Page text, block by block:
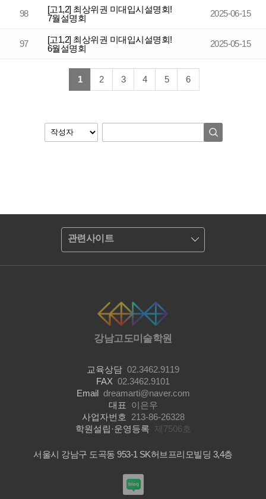
98
[고1,2] 최상위권 미대입시설명회!
7월설명회
2025-06-15
97
[고1,2] 최상위권 미대입시설명회!
6월설명회
2025-05-15
1 2 3 4 5 6
관련사이트
강남고도미술학원
교육상담 02.3462.9119
FAX 02.3462.9101
Email dreamarti@naver.com
대표
이은우
사업자번호
213-86-26328
학원설립·운영등록 제7506호
서울시 강남구 도곡동 953-1 SK허브프리모빌딩 3,4층